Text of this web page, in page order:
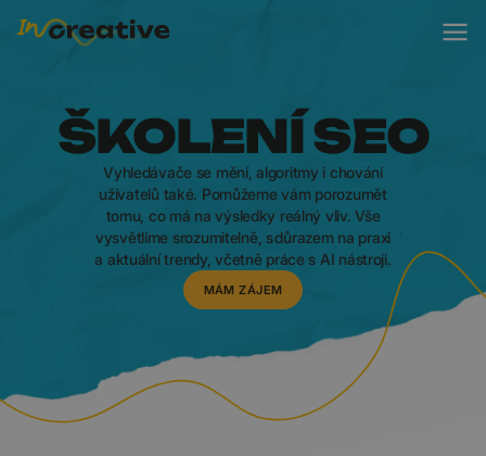
ŠKOLENÍ SEO
Vyhledávače se mění, algoritmy i chování
uživatelů také. Pomůžeme vám porozumět
tomu, co má na výsledky reálný vliv. Vše
vysvětlíme srozumitelně, s důrazem na praxi
a aktuální trendy, včetně práce s AI nástroji.
MÁM ZÁJEM